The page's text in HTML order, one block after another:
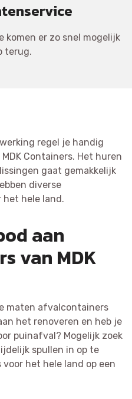
komen er zo snel mogelijk
terug.
regel je handig
Containers. Het huren
gaat gemakkelijk
diverse
hele land.
aan
van MDK
maten afvalcontainers
het renoveren en heb je
puinafval? Mogelijk zoek
spullen in op te
het hele land op een